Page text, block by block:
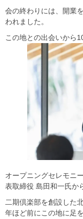
会の終わりには、開業
われました。
この地との出会いから
オープニングセレモニ
表取締役 島田和一氏か
二期倶楽部を創設した
年ほど前にこの地に足